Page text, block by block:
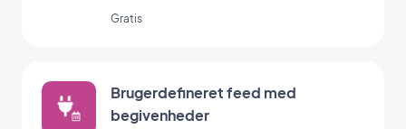
Gratis
Brugerdefineret feed med
begivenheder